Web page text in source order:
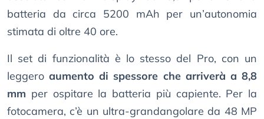
batteria da circa 5200 mAh per un’autonomia
stimata di oltre 40 ore.
Il set di funzionalità è lo stesso del Pro, con un
leggeroaumento di spessore che arriverà a 8,8
mm per ospitare la batteria più capiente. Per la
fotocamera, c’è un ultra-grandangolare da 48 MP